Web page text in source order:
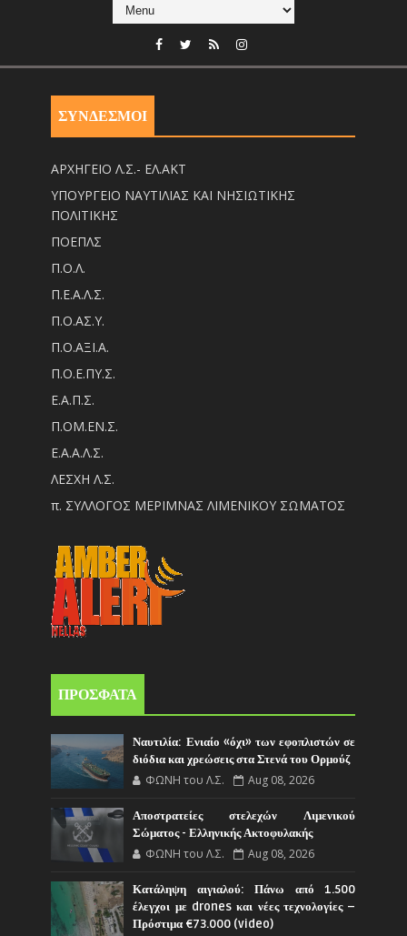
ΣΥΝΔΕΣΜΟΙ
ΑΡΧΗΓΕΙΟ Λ.Σ.- ΕΛ.ΑΚΤ
ΥΠΟΥΡΓΕΙΟ ΝΑΥΤΙΛΙΑΣ ΚΑΙ ΝΗΣΙΩΤΙΚΗΣ
ΠΟΛΙΤΙΚΗΣ
ΠΟΕΠΛΣ
Π.Ο.Λ.
Π.Ε.Α.Λ.Σ.
Π.Ο.ΑΣ.Υ.
Π.Ο.ΑΞΙ.Α.
Π.Ο.Ε.ΠΥ.Σ.
Ε.Α.Π.Σ.
Π.ΟM.EN.Σ.
Ε.Α.Α.Λ.Σ.
ΛΕΣΧΗ Λ.Σ.
π. ΣΥΛΛΟΓΟΣ ΜΕΡΙΜΝΑΣ ΛΙΜΕΝΙΚΟΥ ΣΩΜΑΤΟΣ
ΠΡΟΣΦΑΤΑ
Ναυτιλία: Ενιαίο «όχι» των εφοπλιστών σε
διόδια και χρεώσεις στα Στενά του Ορμούζ
ΦΩΝΗ του Λ.Σ. Aug 08, 2026
Αποστρατείες στελεχών Λιμενικού
Σώματος - Ελληνικής Ακτοφυλακής
ΦΩΝΗ του Λ.Σ. Aug 08, 2026
Κατάληψη αιγιαλού: Πάνω από 1.500
έλεγχοι με drones και νέες τεχνολογίες –
Πρόστιμα €73.000 (video)